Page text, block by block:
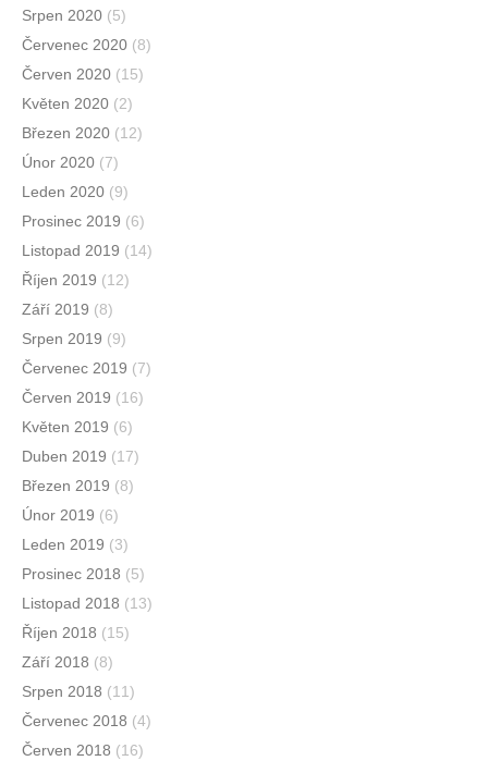
Srpen 2020 (5)
Červenec 2020 (8)
Červen 2020 (15)
Květen 2020 (2)
Březen 2020 (12)
Únor 2020 (7)
Leden 2020 (9)
Prosinec 2019 (6)
Listopad 2019 (14)
Říjen 2019 (12)
Září 2019 (8)
Srpen 2019 (9)
Červenec 2019 (7)
Červen 2019 (16)
Květen 2019 (6)
Duben 2019 (17)
Březen 2019 (8)
Únor 2019 (6)
Leden 2019 (3)
Prosinec 2018 (5)
Listopad 2018 (13)
Říjen 2018 (15)
Září 2018 (8)
Srpen 2018 (11)
Červenec 2018 (4)
Červen 2018 (16)